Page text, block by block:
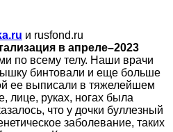
и rusfond.ru
в апреле–2023
по всему телу. Наши врачи
бинтовали и еще больше
ее выписали в тяжелейшем
лице, руках, ногах была
что у дочки буллезный
заболевание, таких